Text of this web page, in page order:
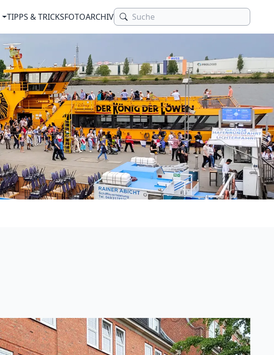
TIPPS & TRICKSFOTOARCHIV